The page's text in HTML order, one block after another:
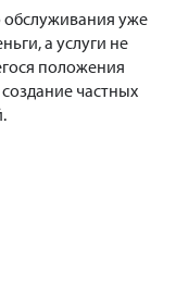
уже
а услуги не
положения
частных